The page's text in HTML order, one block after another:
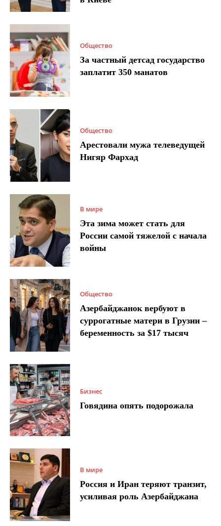
Общество
За частный детсад государство
заплатит 350 манатов
Общество
Арестовали мужа телеведущей
Нигяр Фархад
В мире
Эта зима может стать для
России самой тяжелой с начала
войны
Общество
Азербайджанок вербуют в
суррогатные матери в Грузии –
беременность за $17 тысяч
Бизнес
Говядина опять подорожала
В мире
Россия и Иран теряют транзит,
усиливая роль Азербайджана